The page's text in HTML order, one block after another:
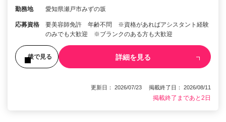
勤務地 愛知県瀬戸市みずの坂
応募資格
要美容師免許 年齢不問 ※資格があればアシスタント経験
のみでも大歓迎 ※ブランクのある方も大歓迎
後で見る 詳細を見る
更新日： 2026/07/23 掲載終了日： 2026/08/11
掲載終了まであと2日